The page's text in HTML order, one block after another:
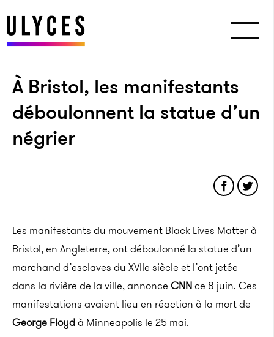
À Bristol, les manifestants
déboulonnent la statue d’un
négrier
Les manifestants du mouvement Black Lives Matter à
Bristol, en Angleterre, ont déboulonné la statue d’un
marchand d’esclaves du XVIIe siècle et l’ont jetée
dans la rivière de la ville, annonce CNNce 8 juin. Ces
manifestations avaient lieu en réaction à la mort de
George Floydà Minneapolis le 25 mai.